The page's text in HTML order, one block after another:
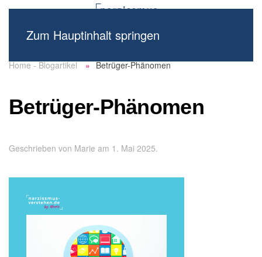
Zum Hauptinhalt springen
Home - Blogartikel Betrüger-Phänomen
Betrüger-Phänomen
Geschrieben von Marie am 1. Mai 2025.